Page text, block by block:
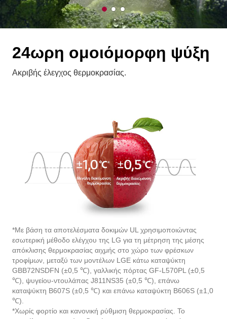
1
o
f
2
o
f
3
o
f
24ωρη ομοιόμορφη ψύξη
Ακριβής έλεγχος θερμοκρασίας.
*Με βάση τα αποτελέσματα δοκιμών UL χρησιμοποιώντας
εσωτερική μέθοδο ελέγχου της LG για τη μέτρηση της μέσης
απόκλισης θερμοκρασίας αιχμής στο χώρο των φρέσκων
τροφίμων, μεταξύ των μοντέλων LGE κάτω καταψύκτη
GBB72NSDFN (±0,5 ℃), γαλλικής πόρτας GF-L570PL (±0,5
℃), ψυγείου-ντουλάπας J811NS35 (±0,5 ℃), επάνω
καταψύκτη B607S (±0,5 ℃) και επάνω καταψύκτη B606S (±1,0
℃).
*Χωρίς φορτίο και κανονική ρύθμιση θερμοκρασίας. Το